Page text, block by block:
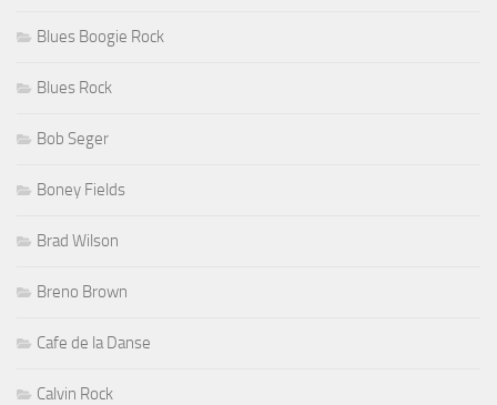
Blues Boogie Rock
Blues Rock
Bob Seger
Boney Fields
Brad Wilson
Breno Brown
Cafe de la Danse
Calvin Rock